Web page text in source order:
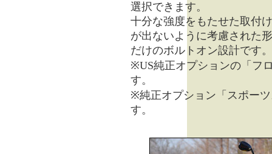
選択できます。
十分な強度をもたせた取付
が出ないように考慮された
だけのボルトオン設計です。
※US純正オプションの「フ
す。
※純正オプション「スポー
す。